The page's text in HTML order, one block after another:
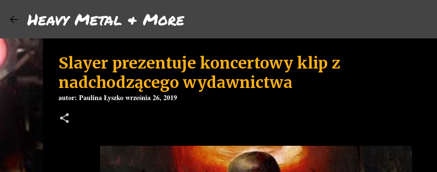
Heavy Metal & More
Slayer prezentuje koncertowy klip z
nadchodzącego wydawnictwa
autor: Paulina Łyszko września 26, 2019